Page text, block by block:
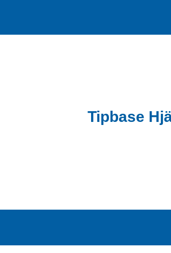
Tipbase